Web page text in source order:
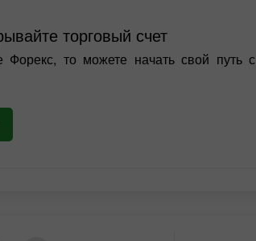
торговый счет
то можете начать свой путь с